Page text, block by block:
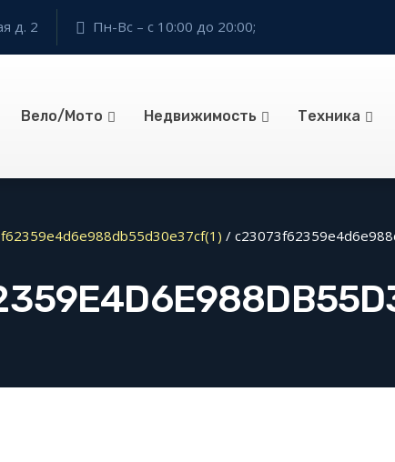
д. 2 Пн-Вс – с 10:00 до 20:00;
Вело/Мото Недвижимость Техника
/